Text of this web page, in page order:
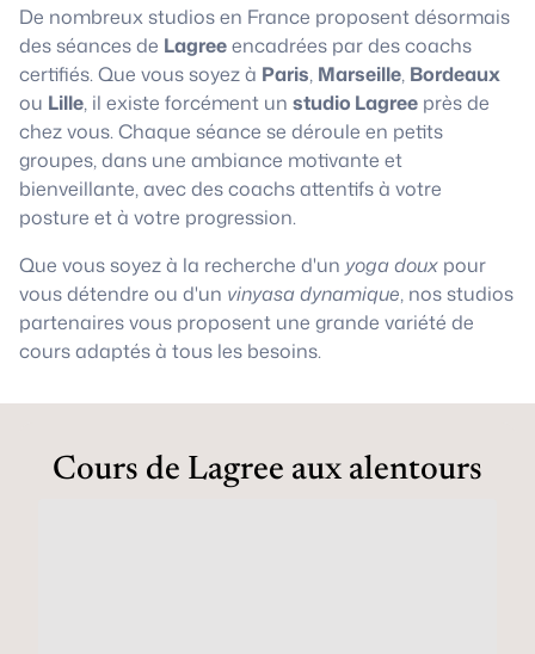
De nombreux studios en France proposent désormais
des séances de Lagreeencadrées par des coachs
certifiés. Que vous soyez à Paris, Marseille, Bordeaux
ou Lille, il existe forcément un studio Lagree près de
chez vous. Chaque séance se déroule en petits
groupes, dans une ambiance motivante et
bienveillante, avec des coachs attentifs à votre
posture et à votre progression.
Que vous soyez à la recherche d'un yoga doux pour
vous détendre ou d'un vinyasa dynamique, nos studios
partenaires vous proposent une grande variété de
cours adaptés à tous les besoins.
Cours de Lagree aux alentours